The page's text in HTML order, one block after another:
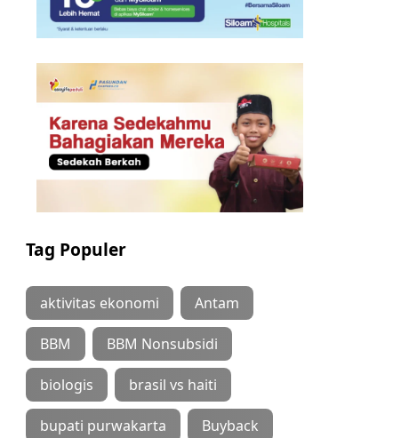
Tag Populer
aktivitas ekonomi Antam
BBM BBM Nonsubsidi
biologis brasil vs haiti
bupati purwakarta Buyback